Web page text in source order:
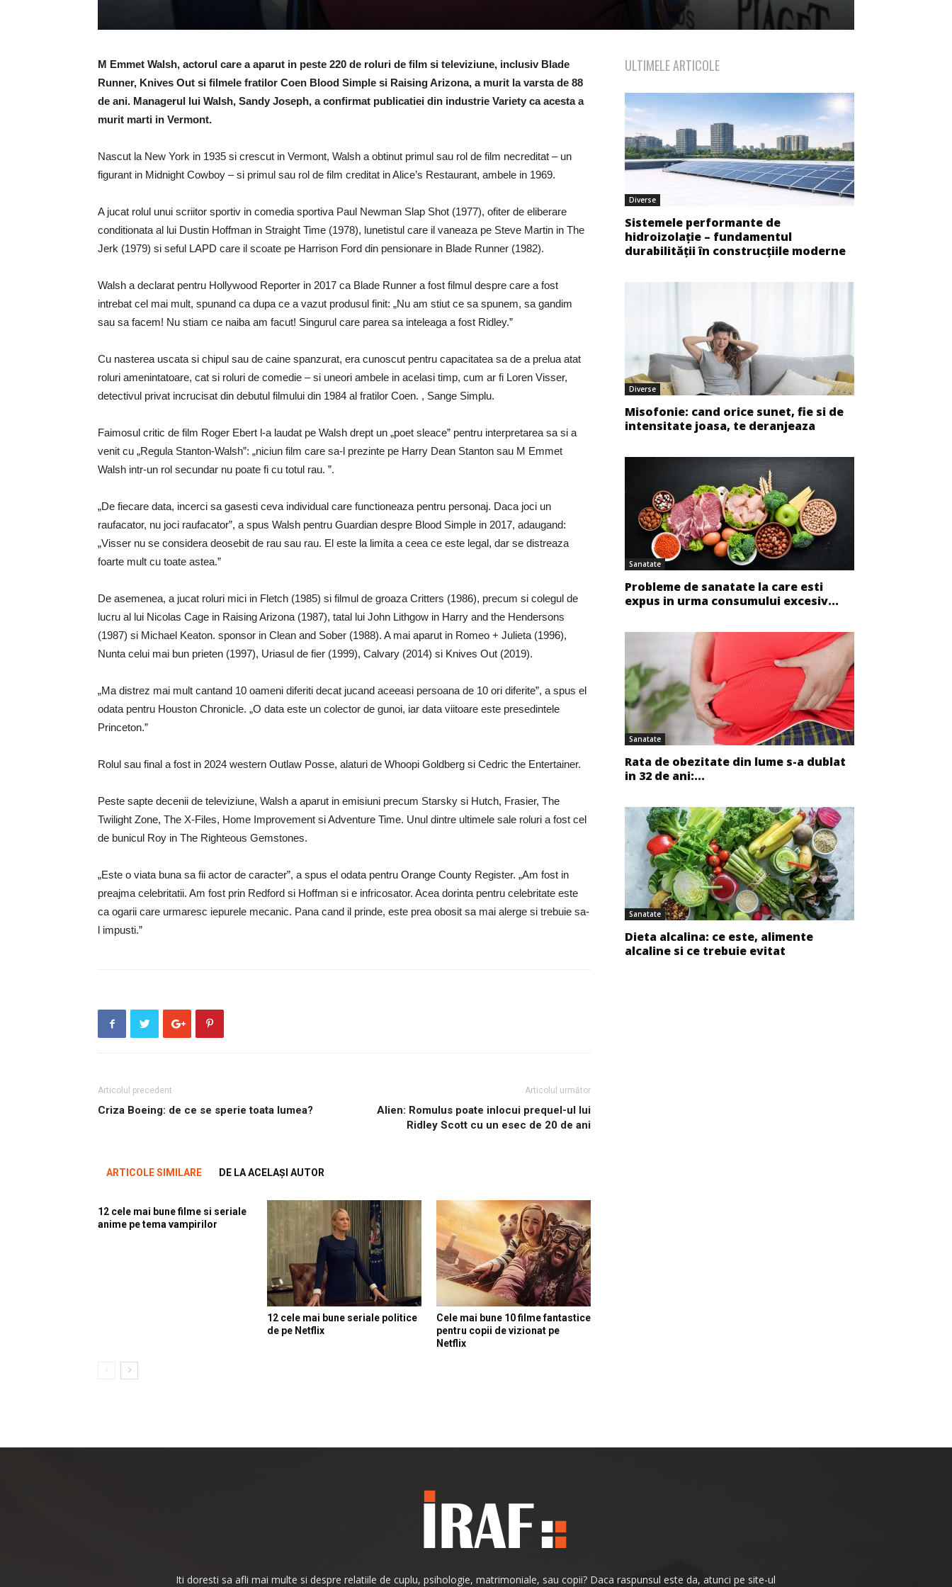
M Emmet Walsh, actorul care a aparut in peste 220 de roluri de film si televiziune, inclusiv Blade
Runner, Knives Out si filmele fratilor Coen Blood Simple si Raising Arizona, a murit la varsta de 88
de ani. Managerul lui Walsh, Sandy Joseph, a confirmat publicatiei din industrie Variety ca acesta a
murit marti in Vermont.
Nascut la New York in 1935 si crescut in Vermont, Walsh a obtinut primul sau rol de film necreditat – un
figurant in Midnight Cowboy – si primul sau rol de film creditat in Alice’s Restaurant, ambele in 1969.
A jucat rolul unui scriitor sportiv in comedia sportiva Paul Newman Slap Shot (1977), ofiter de eliberare
conditionata al lui Dustin Hoffman in Straight Time (1978), lunetistul care il vaneaza pe Steve Martin in The
Jerk (1979) si seful LAPD care il scoate pe Harrison Ford din pensionare in Blade Runner (1982).
Walsh a declarat pentru Hollywood Reporter in 2017 ca Blade Runner a fost filmul despre care a fost
intrebat cel mai mult, spunand ca dupa ce a vazut produsul finit: „Nu am stiut ce sa spunem, sa gandim
sau sa facem! Nu stiam ce naiba am facut! Singurul care parea sa inteleaga a fost Ridley.”
Cu nasterea uscata si chipul sau de caine spanzurat, era cunoscut pentru capacitatea sa de a prelua atat
roluri amenintatoare, cat si roluri de comedie – si uneori ambele in acelasi timp, cum ar fi Loren Visser,
detectivul privat incrucisat din debutul filmului din 1984 al fratilor Coen. , Sange Simplu.
Faimosul critic de film Roger Ebert l-a laudat pe Walsh drept un „poet sleace” pentru interpretarea sa si a
venit cu „Regula Stanton-Walsh”: „niciun film care sa-l prezinte pe Harry Dean Stanton sau M Emmet
Walsh intr-un rol secundar nu poate fi cu totul rau. ”.
„De fiecare data, incerci sa gasesti ceva individual care functioneaza pentru personaj. Daca joci un
raufacator, nu joci raufacator”, a spus Walsh pentru Guardian despre Blood Simple in 2017, adaugand:
„Visser nu se considera deosebit de rau sau rau. El este la limita a ceea ce este legal, dar se distreaza
foarte mult cu toate astea.”
De asemenea, a jucat roluri mici in Fletch (1985) si filmul de groaza Critters (1986), precum si colegul de
lucru al lui Nicolas Cage in Raising Arizona (1987), tatal lui John Lithgow in Harry and the Hendersons
(1987) si Michael Keaton. sponsor in Clean and Sober (1988). A mai aparut in Romeo + Julieta (1996),
Nunta celui mai bun prieten (1997), Uriasul de fier (1999), Calvary (2014) si Knives Out (2019).
„Ma distrez mai mult cantand 10 oameni diferiti decat jucand aceeasi persoana de 10 ori diferite”, a spus el
odata pentru Houston Chronicle. „O data este un colector de gunoi, iar data viitoare este presedintele
Princeton.”
Rolul sau final a fost in 2024 western Outlaw Posse, alaturi de Whoopi Goldberg si Cedric the Entertainer.
Peste sapte decenii de televiziune, Walsh a aparut in emisiuni precum Starsky si Hutch, Frasier, The
Twilight Zone, The X-Files, Home Improvement si Adventure Time. Unul dintre ultimele sale roluri a fost cel
de bunicul Roy in The Righteous Gemstones.
„Este o viata buna sa fii actor de caracter”, a spus el odata pentru Orange County Register. „Am fost in
preajma celebritatii. Am fost prin Redford si Hoffman si e infricosator. Acea dorinta pentru celebritate este
ca ogarii care urmaresc iepurele mecanic. Pana cand il prinde, este prea obosit sa mai alerge si trebuie sa-
l impusti.”
Articolul precedent
Criza Boeing: de ce se sperie toata lumea?
Articolul următor
Alien: Romulus poate inlocui prequel-ul lui
Ridley Scott cu un esec de 20 de ani
ARTICOLE SIMILARE DE LA ACELAȘI AUTOR
12 cele mai bune filme si seriale
anime pe tema vampirilor
12 cele mai bune seriale politice
de pe Netflix
Cele mai bune 10 filme fantastice
pentru copii de vizionat pe
Netflix
ULTIMELE ARTICOLE
Diverse
Sistemele performante de
hidroizolație – fundamentul
durabilității în construcțiile moderne
Diverse
Misofonie: cand orice sunet, fie si de
intensitate joasa, te deranjeaza
Sanatate
Probleme de sanatate la care esti
expus in urma consumului excesiv...
Sanatate
Rata de obezitate din lume s-a dublat
in 32 de ani:...
Sanatate
Dieta alcalina: ce este, alimente
alcaline si ce trebuie evitat
Iti doresti sa afli mai multe si despre relatiile de cuplu, psihologie, matrimoniale, sau copii? Daca raspunsul este da, atunci pe site-ul